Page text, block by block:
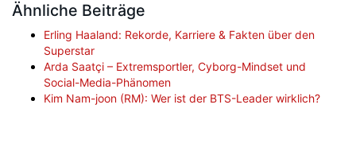
Ähnliche Beiträge
Erling Haaland: Rekorde, Karriere & Fakten über den
Superstar
Arda Saatçi – Extremsportler, Cyborg-Mindset und
Social-Media-Phänomen
Kim Nam-joon (RM): Wer ist der BTS-Leader wirklich?